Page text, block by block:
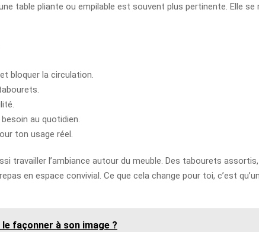
table pliante ou empilable est souvent plus pertinente. Elle
bloquer la circulation.
au quotidien.
ton usage réel.
travailler l’ambiance autour du meuble. Des tabourets
en espace convivial. Ce que cela change pour toi, c’est
façonner à son image ?